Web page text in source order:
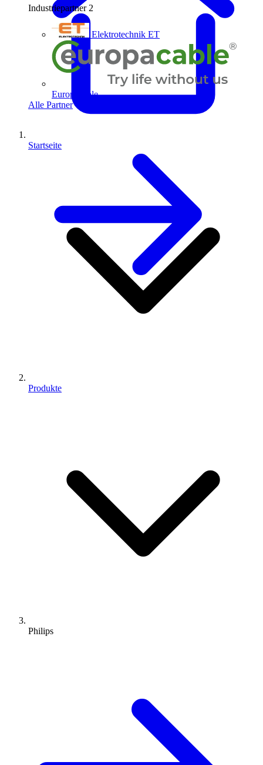
Industriepartner 2
Elektrotechnik ET
Europacable
Alle Partner
Startseite
Produkte
Philips